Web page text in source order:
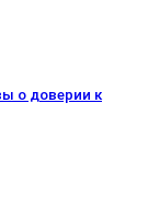
о доверии к